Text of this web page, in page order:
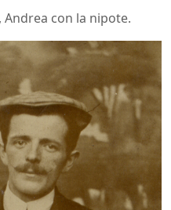
Andrea con la nipote.